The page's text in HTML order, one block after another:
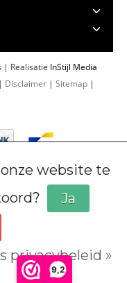
9,2
| Realisatie InStijl Media
| Disclaimer | Sitemap |
website te
Ja
privacybeleid »